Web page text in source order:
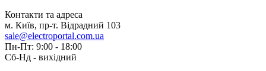
Контакти та адреса
м. Київ, пр-т. Відрадний 103
sale@electroportal.com.ua
Пн-Пт: 9:00 - 18:00
Сб-Нд - вихідний